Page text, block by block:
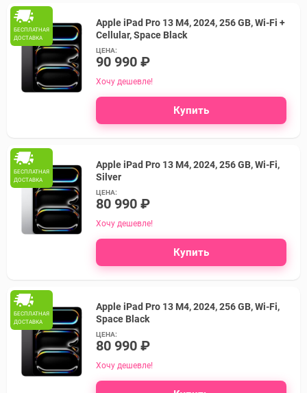
БЕСПЛАТНАЯ
ДОСТАВКА
Apple iPad Pro 13 M4, 2024, 256 GB, Wi-Fi +
Cellular, Space Black
ЦЕНА:
90 990 ₽
Хочу дешевле!
Купить
БЕСПЛАТНАЯ
ДОСТАВКА
Apple iPad Pro 13 M4, 2024, 256 GB, Wi-Fi,
Silver
ЦЕНА:
80 990 ₽
Хочу дешевле!
Купить
БЕСПЛАТНАЯ
ДОСТАВКА
Apple iPad Pro 13 M4, 2024, 256 GB, Wi-Fi,
Space Black
ЦЕНА:
80 990 ₽
Хочу дешевле!